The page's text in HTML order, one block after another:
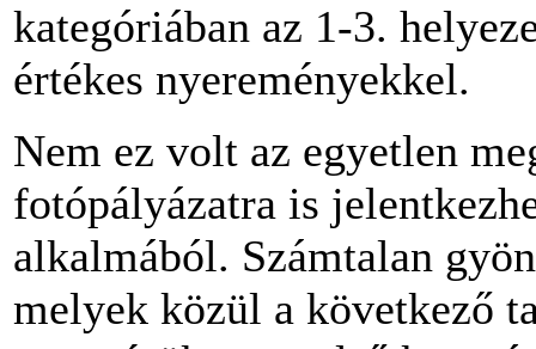
kategóriában az 1-3.
értékes nyereményekkel.
Nem ez volt az egyetlen
fotópályázatra is
alkalmából. Számtalan
melyek közül a következő